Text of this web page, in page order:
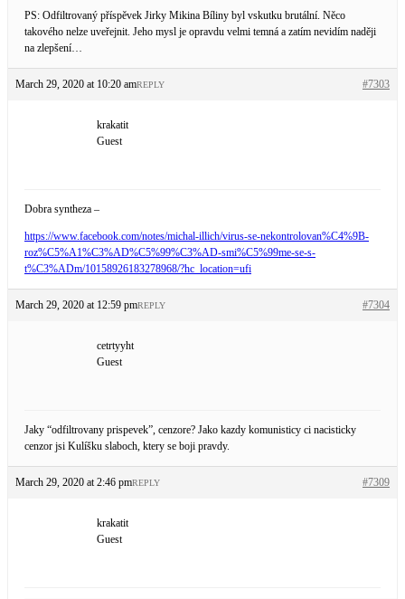
PS: Odfiltrovaný příspěvek Jirky Mikina Bíliny byl vskutku brutální. Něco
takového nelze uveřejnit. Jeho mysl je opravdu velmi temná a zatím nevidím naději
na zlepšení…
March 29, 2020 at 10:20 am #7303
REPLY
krakatit
Guest
Dobra syntheza –
https://www.facebook.com/notes/michal-illich/virus-se-nekontrolovan%C4%9B-
roz%C5%A1%C3%AD%C5%99%C3%AD-smi%C5%99me-se-s-
t%C3%ADm/10158926183278968/?hc_location=ufi
March 29, 2020 at 12:59 pm #7304
REPLY
cetrtyyht
Guest
Jaky “odfiltrovany prispevek”, cenzore? Jako kazdy komunisticy ci nacisticky
cenzor jsi Kulíšku slaboch, ktery se boji pravdy.
March 29, 2020 at 2:46 pm #7309
REPLY
krakatit
Guest